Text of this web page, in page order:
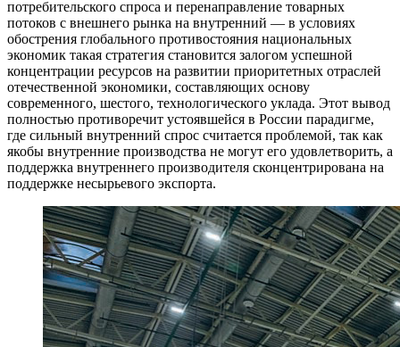
потребительского спроса и перенаправление товарных
потоков с внешнего рынка на внутренний — в условиях
обострения глобального противостояния национальных
экономик такая стратегия становится залогом успешной
концентрации ресурсов на развитии приоритетных отраслей
отечественной экономики, составляющих основу
современного, шестого, технологического уклада. Этот вывод
полностью противоречит устоявшейся в России парадигме,
где сильный внутренний спрос считается проблемой, так как
якобы внутренние производства не могут его удовлетворить, а
поддержка внутреннего производителя сконцентрирована на
поддержке несырьевого экспорта.